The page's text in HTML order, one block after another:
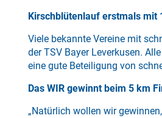
Kirschblütenlauf erstmals mit
Viele bekannte Vereine mit
der TSV Bayer Leverkusen.
eine gute Beteiligung von
Das WIR gewinnt beim 5 km
„Natürlich wollen wir